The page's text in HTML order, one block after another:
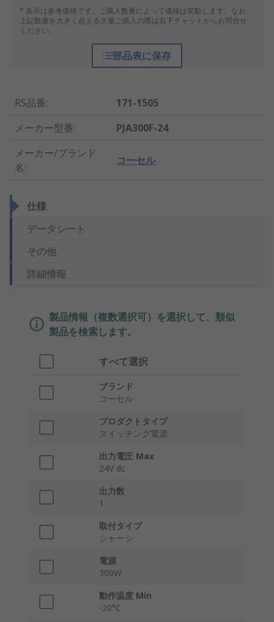
* 表示は参考価格です。ご購入数量によって価格は変動します。なお、
上記数量を大きく超える大量ご購入の際は右下チャットからお問合せ
ください。
部品表に保存
RS品番:
171-1505
メーカー型番:
PJA300F-24
メーカー/ブランド
名:
コーセル
仕様
データシート
その他
詳細情報
製品情報（複数選択可）を選択して、類似
製品を検索します。
すべて選択
ブランド
コーセル
プロダクトタイプ
スイッチング電源
出力電圧 Max
24V dc
出力数
1
取付タイプ
シャーシ
電源
300W
動作温度 Min
-20°C